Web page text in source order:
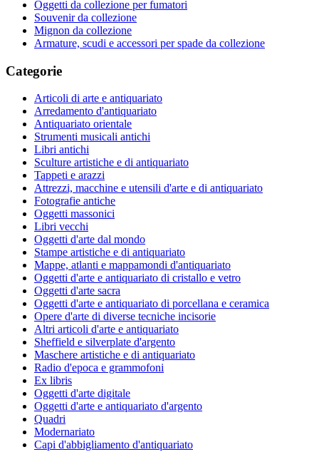
Oggetti da collezione per fumatori
Souvenir da collezione
Mignon da collezione
Armature, scudi e accessori per spade da collezione
Categorie
Articoli di arte e antiquariato
Arredamento d'antiquariato
Antiquariato orientale
Strumenti musicali antichi
Libri antichi
Sculture artistiche e di antiquariato
Tappeti e arazzi
Attrezzi, macchine e utensili d'arte e di antiquariato
Fotografie antiche
Oggetti massonici
Libri vecchi
Oggetti d'arte dal mondo
Stampe artistiche e di antiquariato
Mappe, atlanti e mappamondi d'antiquariato
Oggetti d'arte e antiquariato di cristallo e vetro
Oggetti d'arte sacra
Oggetti d'arte e antiquariato di porcellana e ceramica
Opere d'arte di diverse tecniche incisorie
Altri articoli d'arte e antiquariato
Sheffield e silverplate d'argento
Maschere artistiche e di antiquariato
Radio d'epoca e grammofoni
Ex libris
Oggetti d'arte digitale
Oggetti d'arte e antiquariato d'argento
Quadri
Modernariato
Capi d'abbigliamento d'antiquariato